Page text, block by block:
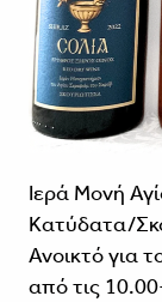
Ιερά Μονή
Κατύδατα/
Ανοικτό για
από τις